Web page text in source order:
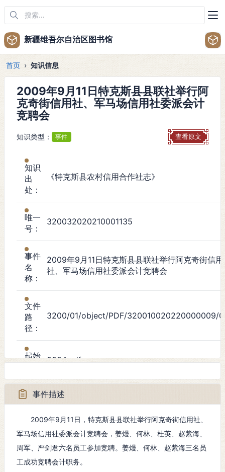
新疆维吾尔自治区图书馆
首页 知识信息
2009年9月11日特克斯县县联社举行阿
克奇街信用社、军马场信用社委派会计
竞聘会
知识类型： 事件 查看原文
知识
出
处：
《特克斯县农村信用合作社志》
唯一
号：
320032020210001135
事件
名
称：
2009年9月11日特克斯县县联社举行阿克奇街信用
社、军马场信用社委派会计竞聘会
文件
路
径：
3200/01/object/PDF/320010020220000009/
起始 0084.pdf
事件
类
型：
政治事件
起始
间：
2009年9月11日
事件描述
2009年9月11日，特克斯县县联社举行阿克奇街信用社、
军马场信用社委派会计竞聘会，姜熳、何林、杜英、赵紫海、
周军、严剑君六名员工参加竞聘。姜熳、何林、赵紫海三名员
工成功竞聘会计职务。